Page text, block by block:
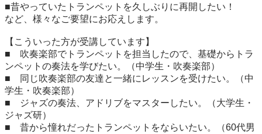
■昔やっていたトランペットを久しぶりに再開したい！
など、様々なご要望にお応えします。
【こういった方が受講しています】
■　吹奏楽部でトランペットを担当したので、基礎からトラ
ンペットの奏法を学びたい。（中学生・吹奏楽部）
■　同じ吹奏楽部の友達と一緒にレッスンを受けたい。（中
学生・吹奏楽部）
■　ジャズの奏法、アドリブをマスターしたい。（大学生・
ジャズ研）
■　昔から憧れだったトランペットをならいたい。（60代男